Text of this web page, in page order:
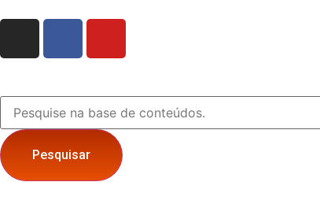
Pesquisar